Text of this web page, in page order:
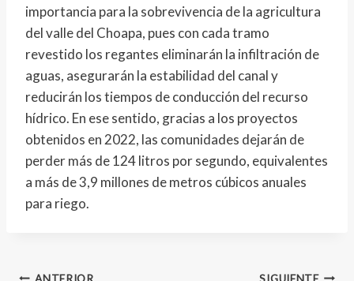
importancia para la sobrevivencia de la agricultura
del valle del Choapa, pues con cada tramo
revestido los regantes eliminarán la infiltración de
aguas, asegurarán la estabilidad del canal y
reducirán los tiempos de conducción del recurso
hídrico. En ese sentido, gracias a los proyectos
obtenidos en 2022, las comunidades dejarán de
perder más de 124 litros por segundo, equivalentes
a más de 3,9 millones de metros cúbicos anuales
para riego.
ANTERIOR SIGUIENTE